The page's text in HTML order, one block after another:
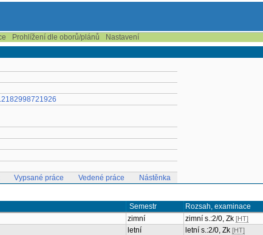
Prohlížení dle oborů/plánů Nastavení
Vypsané práce Vedené práce Nástěnka
Semestr Rozsah, examinace
zimní zimní s.:2/0, Zk [HT]
letní letní s.:2/0, Zk [HT]